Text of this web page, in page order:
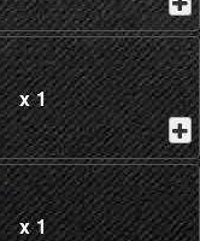
x 1
x 1